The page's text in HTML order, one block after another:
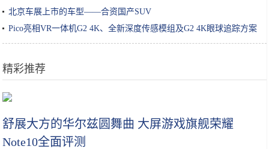
北京车展上市的车型——合资国产SUV
Pico亮相VR一体机G2 4K、全新深度传感模组及G2 4K眼球追踪方案
精彩推荐
舒展大方的华尔兹圆舞曲 大屏游戏旗舰荣耀
Note10全面评测